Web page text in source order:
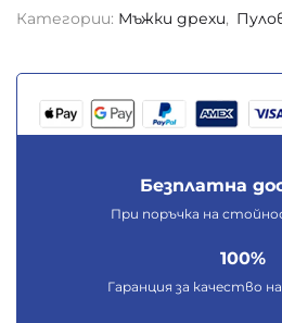
Категории: Мъжки дрехи,
Безплатна
При поръчка на
100%
Гаранция за качество